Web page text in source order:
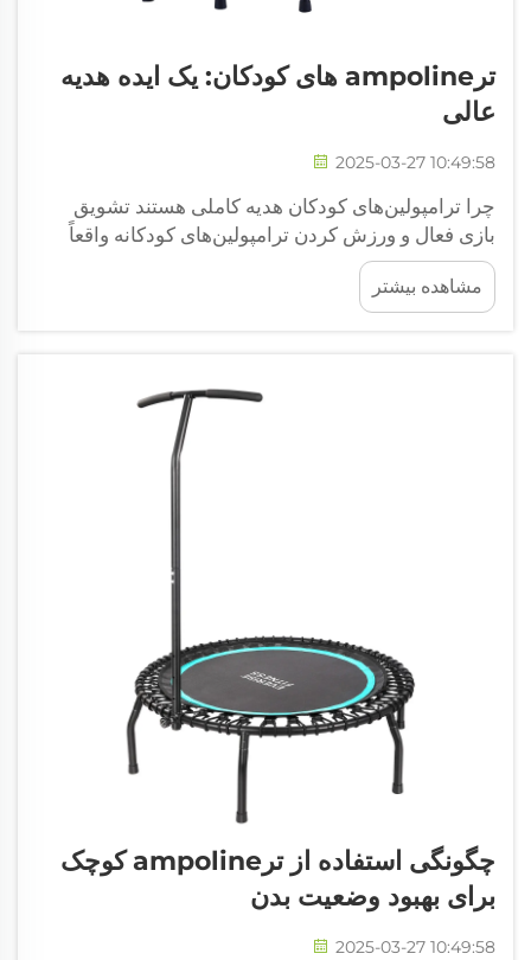
ترampoline های کودکان: یک ایده هدیه
عالی
2025-03-27 10:49:58
چرا ترامپولین‌های کودکان هدیه کاملی هستند تشویق
بازی فعال و ورزش کردن ترامپولین‌های کودکانه واقعاً
باعث می‌شوند کودکان حرکت کنند و انرژی خود را
بسوزانند در حالی که لذت می‌برند و روی آن‌ها می‌پرند.
همه ما می‌دانیم که چاقی در کودکان به یک مشکل جدی
مشاهده بیشتر
چگونگی استفاده از ترampoline کوچک
برای بهبود وضعیت بدن
2025-03-27 10:49:58